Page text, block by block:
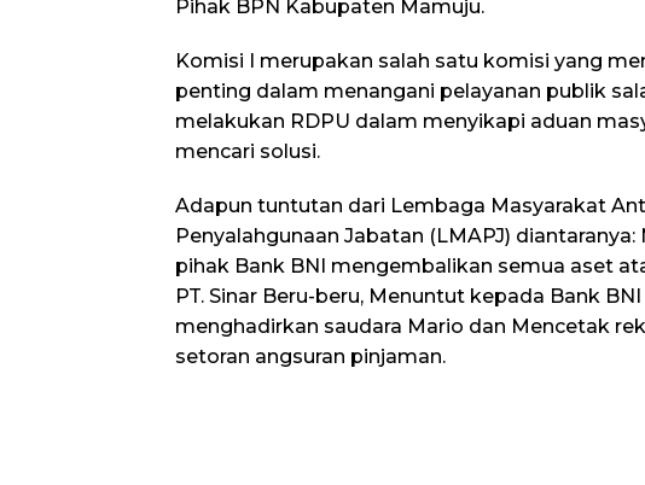
Pihak BPN Kabupaten Mamuju.
Komisi I merupakan salah satu komisi yang
penting dalam menangani pelayanan publik
melakukan RDPU dalam menyikapi aduan
mencari solusi.
Adapun tuntutan dari Lembaga Masyarakat
Penyalahgunaan Jabatan (LMAPJ)
pihak Bank BNI mengembalikan semua aset
PT. Sinar Beru-beru, Menuntut kepada Bank
menghadirkan saudara Mario dan Mencetak
setoran angsuran pinjaman.